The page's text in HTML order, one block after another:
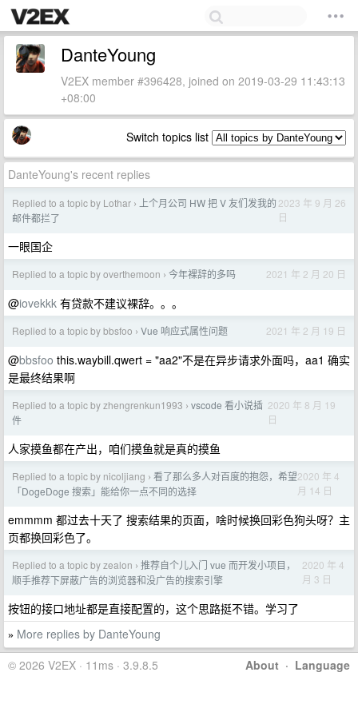
DanteYoung
V2EX member #396428, joined on 2019-03-29 11:43:13
+08:00
Switch topics list
DanteYoung's recent replies
Replied to a topic by Lothar ›
上个月公司 HW 把 V 友们发我的
邮件都拦了
2023 年 9 月 26
日
一眼国企
Replied to a topic by overthemoon › 今年裸辞的多吗 2021 年 2 月 20 日
@iovekkk 有贷款不建议裸辞。。。
Replied to a topic by bbsfoo › Vue 响应式属性问题 2021 年 2 月 19 日
@bbsfoo this.waybill.qwert = "aa2"不是在异步请求外面吗，aa1 确实
是最终结果啊
Replied to a topic by zhengrenkun1993 › vscode 看小说插
件
2020 年 8 月 19
日
人家摸鱼都在产出，咱们摸鱼就是真的摸鱼
Replied to a topic by nicoljiang › 看了那么多人对百度的抱怨，希望
「DogeDoge 搜索」能给你一点不同的选择
2020 年 4
月 14 日
emmmm 都过去十天了 搜索结果的页面，啥时候换回彩色狗头呀？主
页都换回彩色了。
Replied to a topic by zealon › 推荐自个儿入门 vue 而开发小项目，
顺手推荐下屏蔽广告的浏览器和没广告的搜索引擎
2020 年 4
月 3 日
按钮的接口地址都是直接配置的，这个思路挺不错。学习了
» More replies by DanteYoung
About · Language
© 2026 V2EX · 11ms · 3.9.8.5